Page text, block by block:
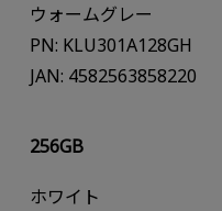
ウォームグレー
PN: KLU301A128GH
JAN: 4582563858220
256GB
ホワイト